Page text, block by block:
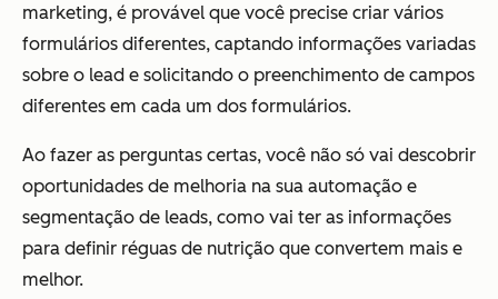
marketing, é provável que você precise criar vários
formulários diferentes, captando informações variadas
sobre o lead e solicitando o preenchimento de campos
diferentes em cada um dos formulários.
Ao fazer as perguntas certas, você não só vai descobrir
oportunidades de melhoria na sua automação e
segmentação de leads, como vai ter as informações
para definir réguas de nutrição que convertem mais e
melhor.